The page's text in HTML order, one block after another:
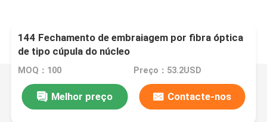
144 Fechamento de embraiagem por fibra óptica
de tipo cúpula do núcleo
MOQ：100 Preço：53.2USD
Melhor preço Contacte-nos